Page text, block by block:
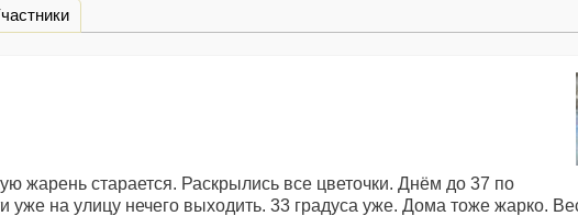
вкладка)
жарень старается. Раскрылись все цветочки. Днём до 37 по
уже на улицу нечего выходить. 33 градуса уже. Дома тоже жарко.